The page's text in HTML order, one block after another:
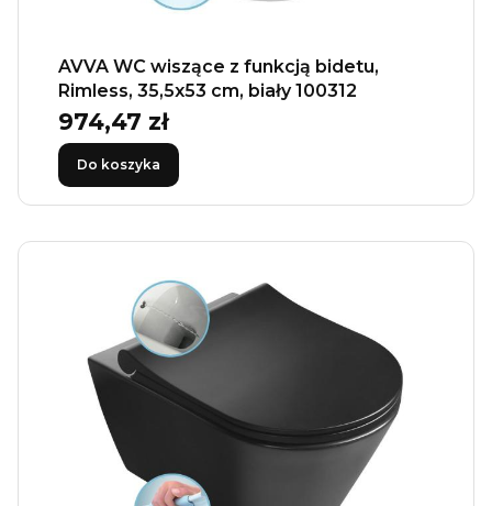
AVVA WC wiszące z funkcją bidetu,
Rimless, 35,5x53 cm, biały 100312
Cena
974,47 zł
Do koszyka